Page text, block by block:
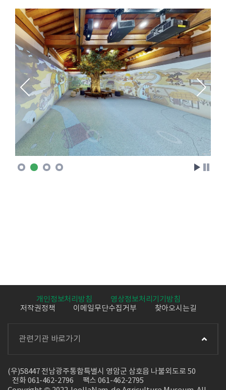
개인정보처리방침
영상정보처리기기방침
저작권정책
이메일무단수집거부 찾아오시는길
관련기관 바로가기
(우)58447 전남광주통합특별시 영암군 삼호읍 나불외도로 50
전화 061-462-2796
팩스 061-462-2795